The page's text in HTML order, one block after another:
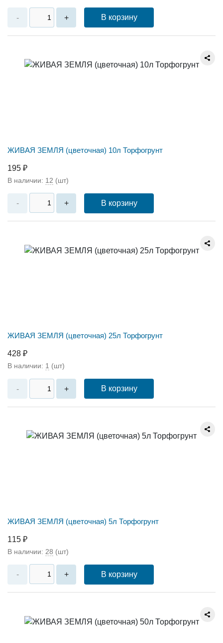
- + В корзину
ЖИВАЯ ЗЕМЛЯ (цветочная) 10л Торфогрунт
195 ₽
В наличии: 12 (шт)
- + В корзину
ЖИВАЯ ЗЕМЛЯ (цветочная) 25л Торфогрунт
428 ₽
В наличии: 1 (шт)
- + В корзину
ЖИВАЯ ЗЕМЛЯ (цветочная) 5л Торфогрунт
115 ₽
В наличии: 28 (шт)
- + В корзину